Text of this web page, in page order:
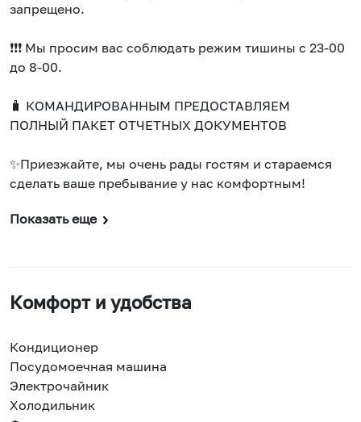
запрещено.
❗️❗️❗️ Мы просим вас соблюдать режим тишины с 23-00
до 8-00.
🧳 КОМАНДИРОВАННЫМ ПРЕДОСТАВЛЯЕМ
ПОЛНЫЙ ПАКЕТ ОТЧЕТНЫХ ДОКУМЕНТОВ
✨Приезжайте, мы очень рады гостям и стараемся
сделать ваше пребывание у нас комфортным!
Показать еще
Комфорт и удобства
Кондиционер
Посудомоечная машина
Электрочайник
Холодильник